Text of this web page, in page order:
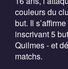
couleurs du
but. Il
inscrivant 5
Quilmes - et
matchs.